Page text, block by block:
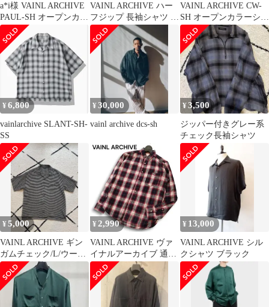
a*i様 VAINL ARCHIVE
PAUL-SH オープンカラ
ーシャツ
VAINL ARCHIVE ハー
フジップ 長袖シャツ M
サイズ
VAINL ARCHIVE CW-
SH オープンカラーシャ
ツ
¥6,800
vainlarchive SLANT-SH-
SS
¥30,000
vainl archive dcs-sh
¥3,500
ジッパー付きグレー系
チェック長袖シャツ
¥5,000
VAINL ARCHIVE ギン
ガムチェック/L/ウール
222020
¥ 2,990
VAINL ARCHIVE ヴァ
イナルアーカイブ 通年
★ 長袖 ボタンダウン
オンブレー チェック シ
ャツ Sz.S メンズ 日本
¥ 13,000
VAINL ARCHIVE シル
クシャツ ブラック